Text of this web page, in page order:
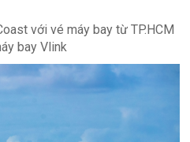
với vé máy bay từ TP.HCM
bay Vlink